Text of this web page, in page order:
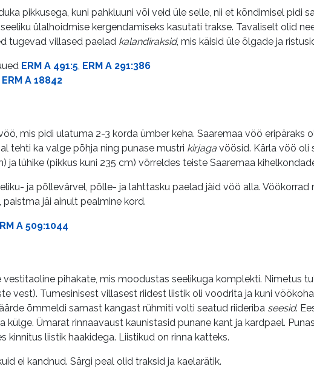
pikkusega, kuni pahkluuni või veid üle selle, nii et kõndimisel pidi
ülalhoidmise kergendamiseks kasutati trakse. Tavaliselt olid
tugevad villased paelad kalandiraksid, mis käisid üle õlgade ja
ERM A 491:5, ERM A 291:386
ERM A 18842
mis pidi ulatuma 2-3 korda ümber keha. Saaremaa vöö eripäraks
tehti ka valge põhja ning punase mustri kirjaga vöösid. Kärla vöö oli
ja lühike (pikkus kuni 235 cm) võrreldes teiste Saaremaa
ja põllevärvel, põlle- ja lahttasku paelad jäid vöö alla. Vöökorrad
paistma jäi ainult pealmine kord.
A 509:1044
vestitaoline pihakate, mis moodustas seelikuga komplekti. Nimetus
vest). Tumesinisest villasest riidest liistik oli voodrita ja kuni
õmmeldi samast kangast rühmiti volti seatud riideriba seesid.
külge. Ümarat rinnaavaust kaunistasid punane kant ja kardpael.
kinnitus liistik haakidega. Liistikud on rinna katteks.
ei kandnud. Särgi peal olid traksid ja kaelarätik.